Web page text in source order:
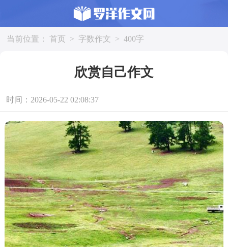
当前位置： 首页 > 字数作文 > 400字
欣赏自己作文
时间：2026-05-22 02:08:37